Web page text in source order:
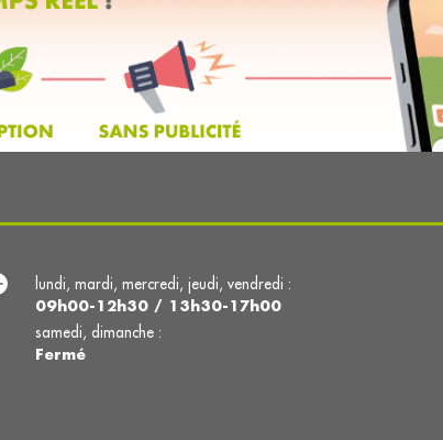
lundi, mardi, mercredi, jeudi, vendredi :
09h00-12h30 / 13h30-17h00
samedi, dimanche :
Fermé